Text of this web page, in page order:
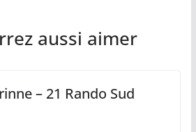
aussi aimer
– 21 Rando Sud